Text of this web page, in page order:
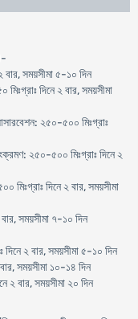
বার, সময়সীমা ৫-১০ দিন
মিঃগ্রাঃ দিনে ২ বার, সময়সীমা
২৫০-৫০০ মিঃগ্রাঃ
২৫০-৫০০ মিঃগ্রাঃ দিনে ২
দিনে ২ বার, সময়সীমা
সময়সীমা ৭-১০ দিন
দিনে ২ বার, সময়সীমা ৫-১০ দিন
সময়সীমা ১০-১৪ দিন
২ বার, সময়সীমা ২০ দিন